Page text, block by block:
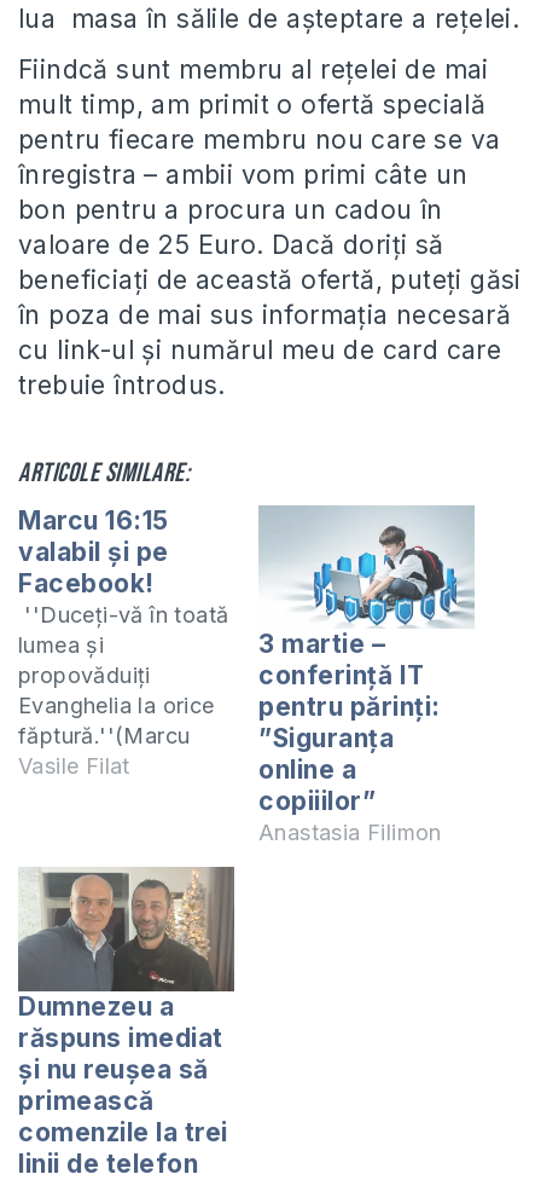
lua masa în sălile de aşteptare a reţelei.
Fiindcă sunt membru al reţelei de mai
mult timp, am primit o ofertă specială
pentru fiecare membru nou care se va
înregistra – ambii vom primi câte un
bon pentru a procura un cadou în
valoare de 25 Euro. Dacă doriţi să
beneficiaţi de această ofertă, puteţi găsi
în poza de mai sus informaţia necesară
cu link-ul şi numărul meu de card care
trebuie întrodus.
Articole similare:
Marcu 16:15
valabil și pe
Facebook!
''Duceți-vă în toată
lumea și
propovăduiți
Evanghelia la orice
făptură.''(Marcu
16:15) Deși în
pentru a spune
Evanghelia e nevoie
neapărat să pleci
undeva.Poți să spui
Evanghelia și stînd
acasă în fața
calculatorului cîteva
ore pe zi prin
intermediul
rețelelor…
Vasile Filat
3 martie –
conferință IT
pentru părinți:
”Siguranța
online a
copiiilor”
Anastasia Filimon
Dumnezeu a
răspuns imediat
și nu reușea să
primească
comenzile la trei
linii de telefon